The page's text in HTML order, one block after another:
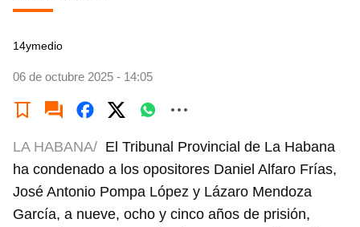
14ymedio
06 de octubre 2025 - 14:05
LA HABANA/ El Tribunal Provincial de La Habana
ha condenado a los opositores Daniel Alfaro Frías,
José Antonio Pompa López y Lázaro Mendoza
García, a nueve, ocho y cinco años de prisión,